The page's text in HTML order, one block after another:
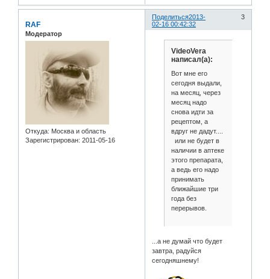
Поделиться 3
2013-
02-16 00:42:32
RAF
Модератор
Откуда: Москва и область
Зарегистрирован: 2011-05-16
VideoVera
написал(а):
Вот мне его
сегодня выдали,
на месяц, через
месяц надо
снова идти за
рецептом, а
вдруг не дадут....
или не будет в
наличии в аптеке
этого препарата,
а ведь его надо
принимать
ближайшие три
года без
перерывов.
...а не думай что будет
завтра, радуйся
сегодняшнему!